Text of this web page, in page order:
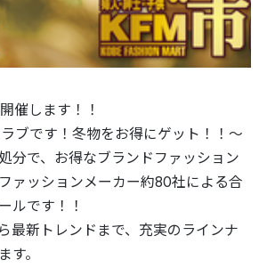
催します！！
ブです！冬物をお得にゲット！！～
分で、お得なブランドファッション
ァッションメーカー約80社による合
ルです！！
最新トレンドまで、充実のラインナ
す。